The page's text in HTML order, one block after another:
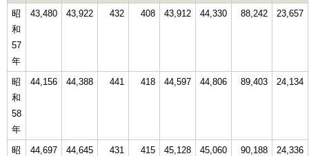
昭
和
57
年
43,480 43,922 432 408 43,912 44,330 88,242 23,657
昭
和
58
年
44,156 44,388 441 418 44,597 44,806 89,403 24,134
昭
44,697 44,645 431 415 45,128 45,060 90,188 24,336